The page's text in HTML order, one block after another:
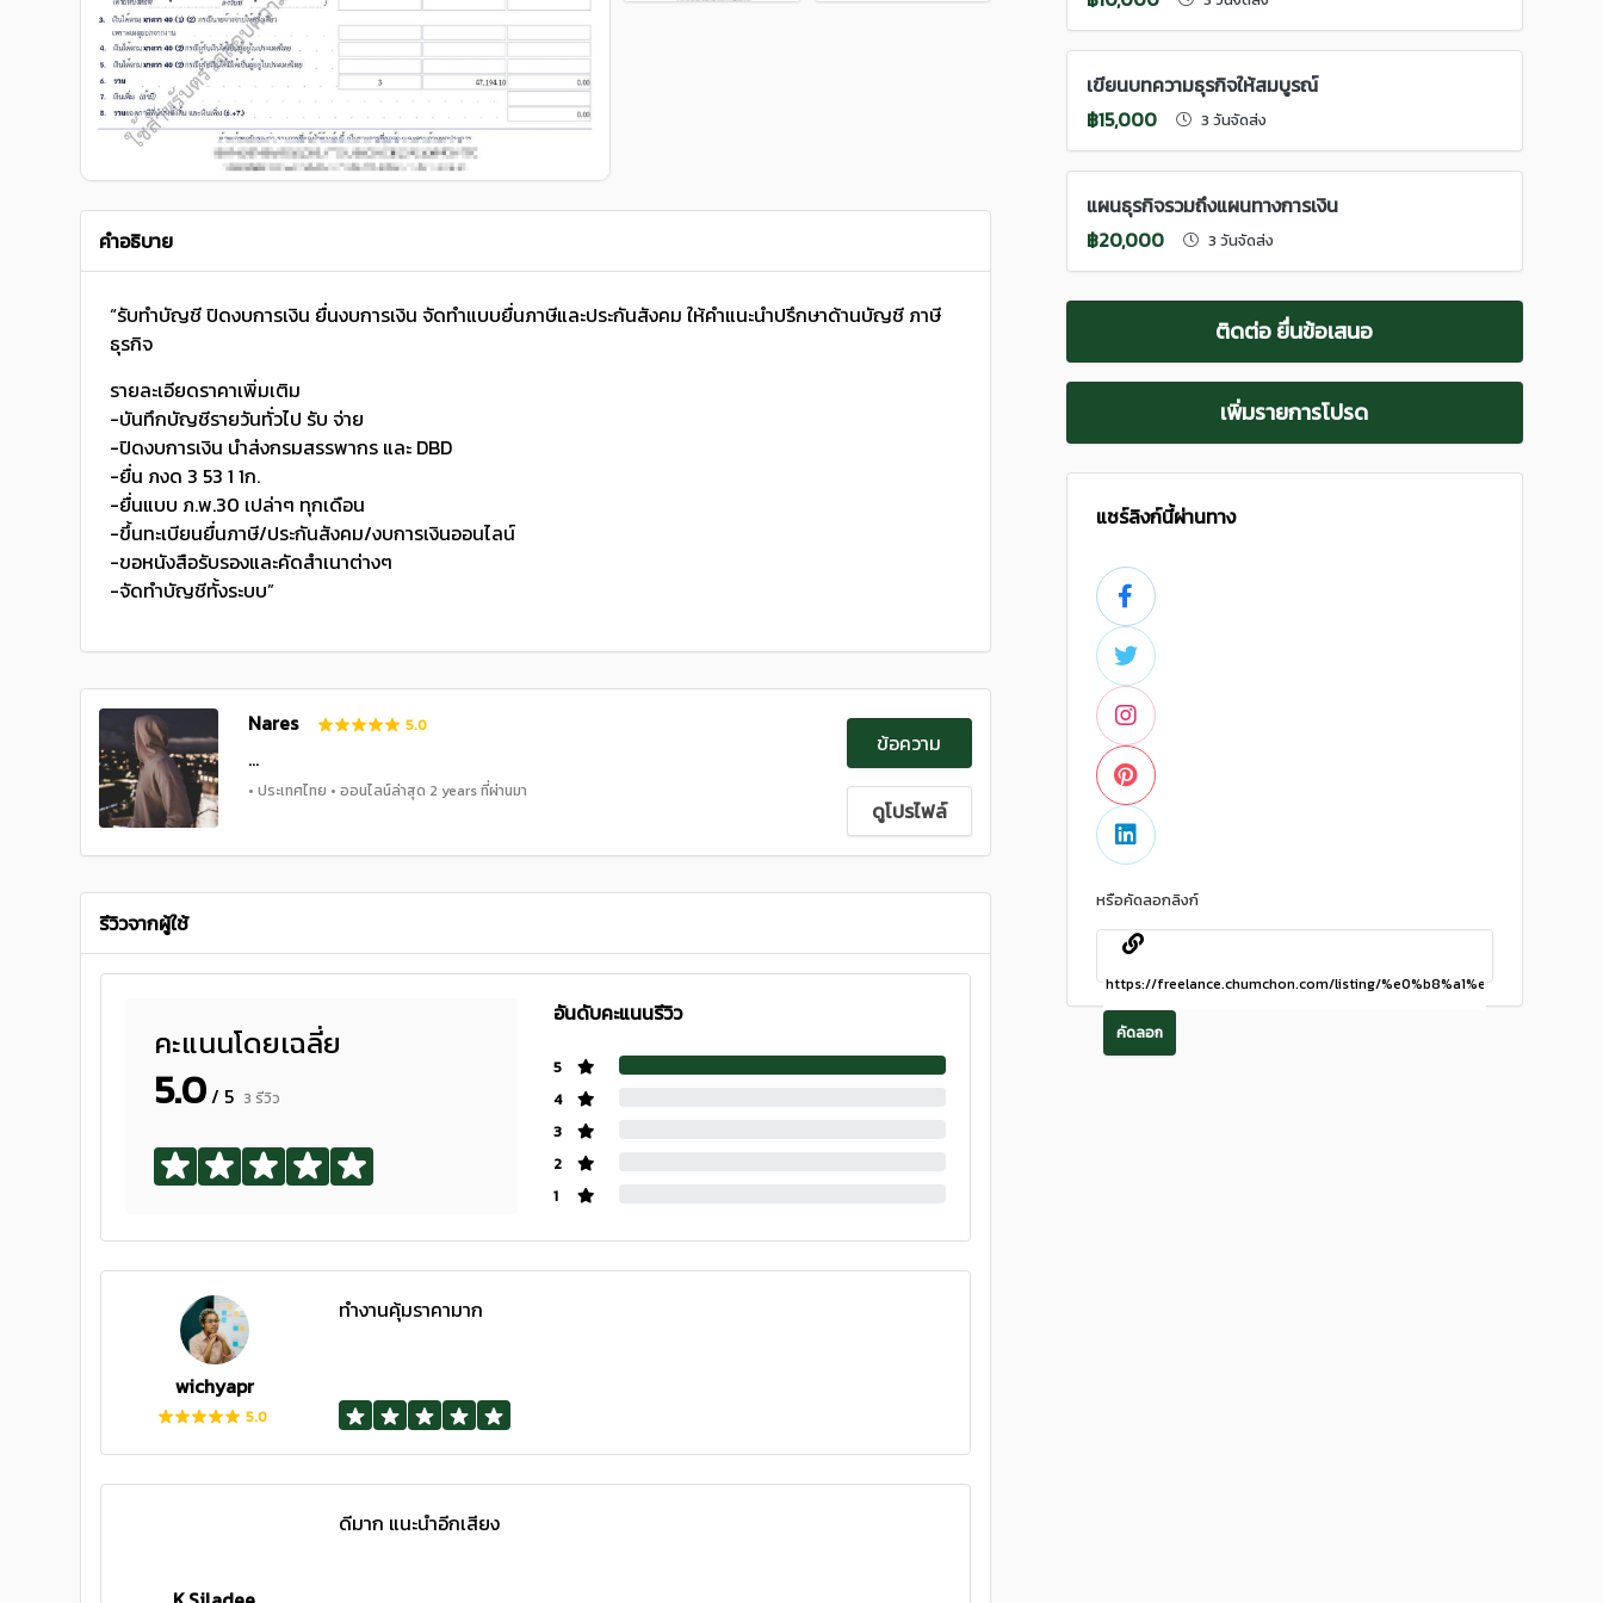
เขียนบทความธุรกิจให้สมบูรณ์
฿15,000
3 วันจัดส่ง
แผนธุรกิจรวมถึงแผนทางการเงิน
฿20,000
3 วันจัดส่ง
ติดต่อ ยื่นข้อเสนอ
เพิ่มรายการโปรด
แชร์ลิงก์นี้ผ่านทาง
หรือคัดลอกลิงก์
คัดลอก
คำอธิบาย
“รับทำบัญชี ปิดงบการเงิน ยื่นงบการเงิน จัดทำแบบยื่นภาษีและประกันสังคม ให้คำแนะนำปรึกษาด้านบัญชี ภาษี
ธุรกิจ
รายละเอียดราคาเพิ่มเติม
-บันทึกบัญชีรายวันทั่วไป รับ จ่าย
-ปิดงบการเงิน นำส่งกรมสรรพากร และ DBD
-ยื่น ภงด 3 53 1 1ก.
-ยื่นแบบ ภ.พ.30 เปล่าๆ ทุกเดือน
-ขึ้นทะเบียนยื่นภาษี/ประกันสังคม/งบการเงินออนไลน์
-ขอหนังสือรับรองและคัดสำเนาต่างๆ
-จัดทำบัญชีทั้งระบบ”
Nares 5.0
...
• ประเทศไทย • ออนไลน์ล่าสุด 2 years ที่ผ่านมา
ข้อความ
ดูโปรไฟล์
รีวิวจากผู้ใช้
คะแนนโดยเฉลี่ย
5.0/ 5 3 รีวิว
อันดับคะแนนรีวิว
5
4
3
2
1
wichyapr
5.0
ทำงานคุ้มราคามาก
ดีมาก แนะนำอีกเสียง